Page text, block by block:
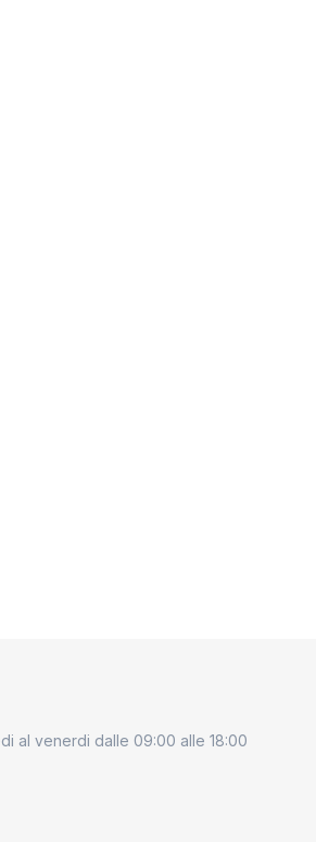
al venerdi dalle 09:00 alle 18:00